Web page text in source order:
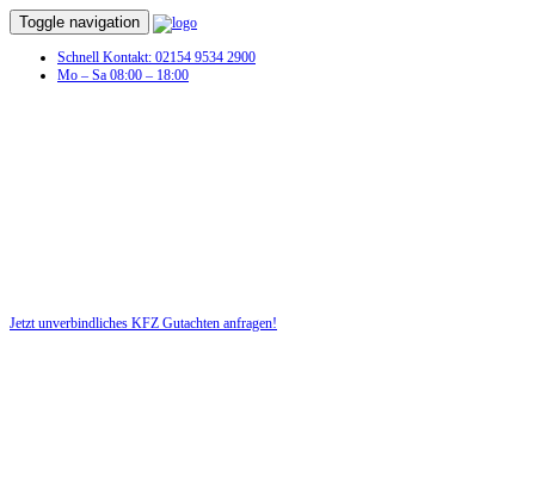
Toggle navigation
Schnell Kontakt: 02154 9534 2900
Mo – Sa 08:00 – 18:00
Jetzt unverbindliches KFZ Gutachten anfragen!